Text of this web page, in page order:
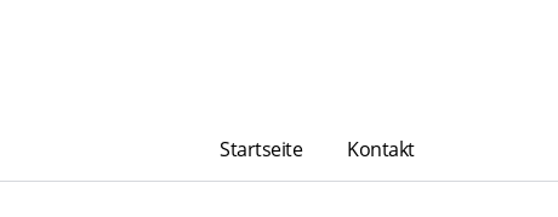
Startseite Kontakt